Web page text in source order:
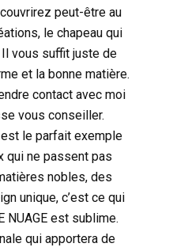
peut-être au
le chapeau qui
vous suffit juste de
et la bonne matière.
contact avec moi
vous conseiller.
est le parfait exemple
qui ne passent pas
nobles, des
unique, c’est ce qui
NUAGE est sublime.
qui apportera de